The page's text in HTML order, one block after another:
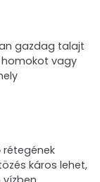
gazdag talajt
homokot vagy
rétegének
káros lehet,